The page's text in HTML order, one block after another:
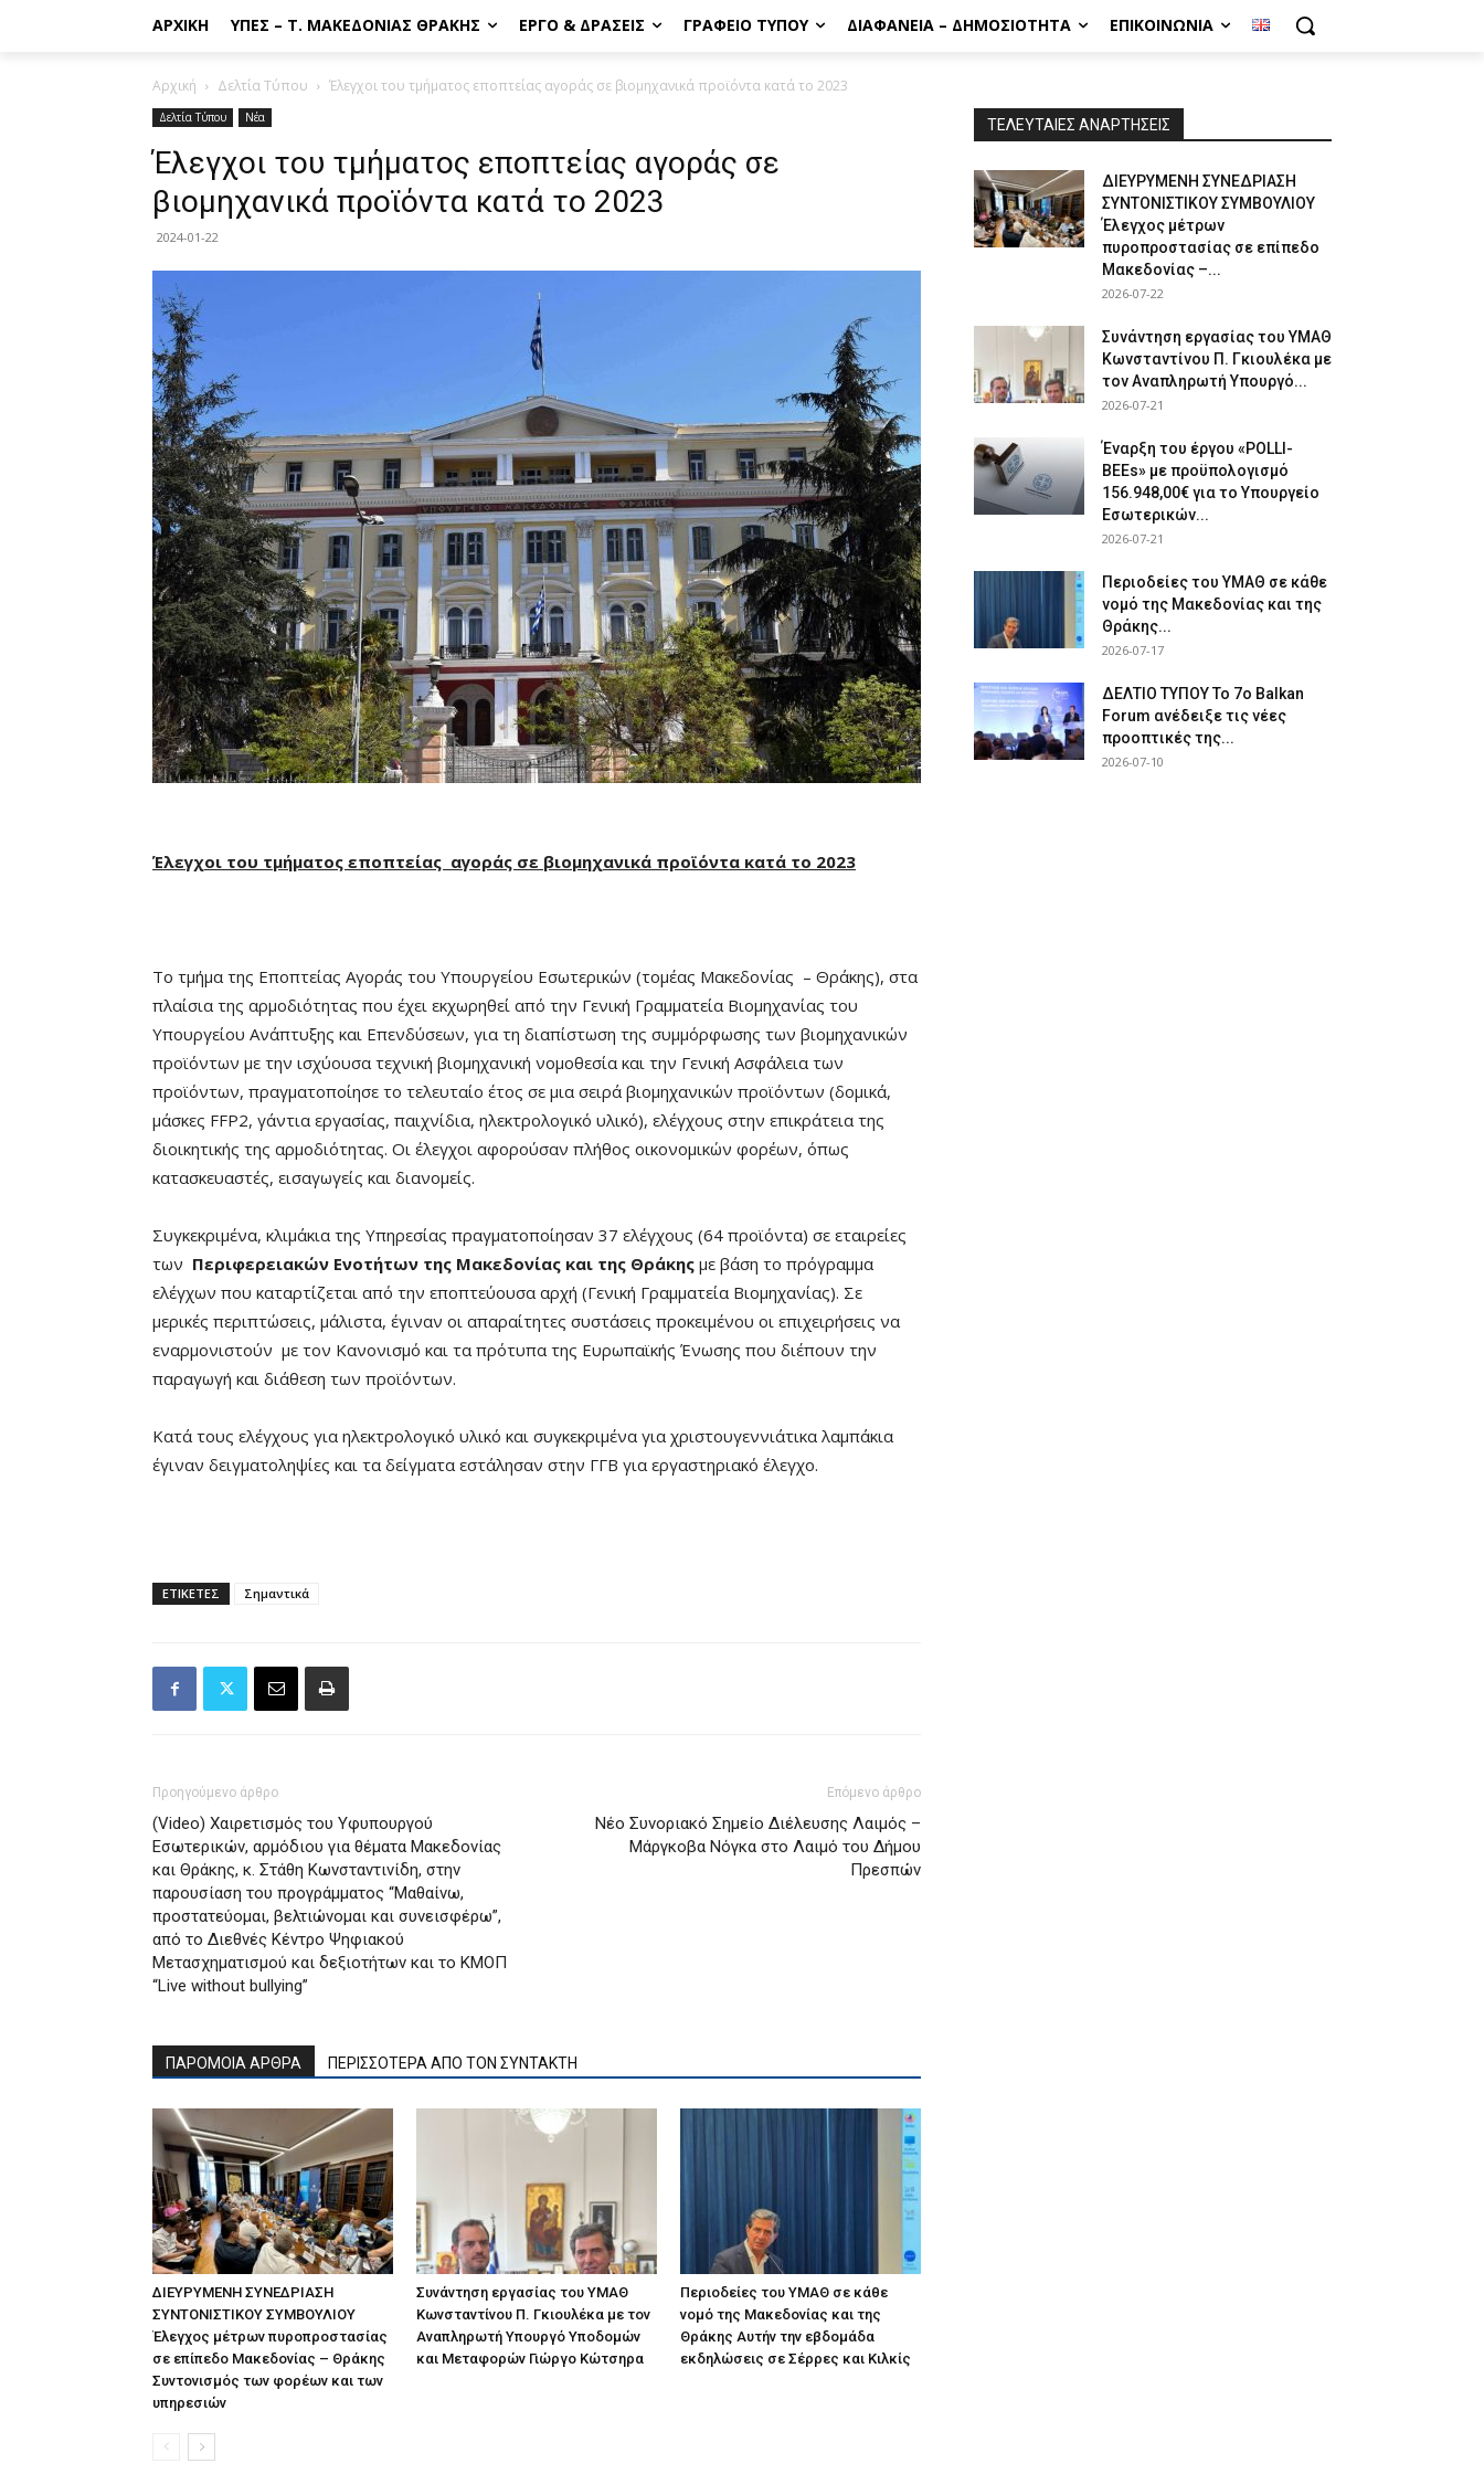
ΑΡΧΙΚΉ ΥΠΕΣ – Τ. ΜΑΚΕΔΟΝΊΑΣ ΘΡΆΚΗΣ ΈΡΓΟ & ΔΡΆΣΕΙΣ ΓΡΑΦΕΊΟ ΤΎΠΟΥ ΔΙΑΦΆΝΕΙΑ – ΔΗΜΟΣΙΌΤΗΤΑ ΕΠΙΚΟΙΝΩΝΊΑ
Αρχική Δελτία Τύπου Έλεγχοι του τμήματος εποπτείας αγοράς σε βιομηχανικά προϊόντα κατά το 2023
Δελτία Τύπου Νέα
Έλεγχοι του τμήματος εποπτείας αγοράς σε
βιομηχανικά προϊόντα κατά το 2023
2024-01-22
Έλεγχοι του τμήματος εποπτείας αγοράς σε βιομηχανικά προϊόντα κατά το 2023
Το τμήμα της Εποπτείας Αγοράς του Υπουργείου Εσωτερικών (τομέας Μακεδονίας – Θράκης), στα
πλαίσια της αρμοδιότητας που έχει εκχωρηθεί από την Γενική Γραμματεία Βιομηχανίας του
Υπουργείου Ανάπτυξης και Επενδύσεων, για τη διαπίστωση της συμμόρφωσης των βιομηχανικών
προϊόντων με την ισχύουσα τεχνική βιομηχανική νομοθεσία και την Γενική Ασφάλεια των
προϊόντων, πραγματοποίησε το τελευταίο έτος σε μια σειρά βιομηχανικών προϊόντων (δομικά,
μάσκες FFP2, γάντια εργασίας, παιχνίδια, ηλεκτρολογικό υλικό), ελέγχους στην επικράτεια της
διοικητικής της αρμοδιότητας. Οι έλεγχοι αφορούσαν πλήθος οικονομικών φορέων, όπως
κατασκευαστές, εισαγωγείς και διανομείς.
Συγκεκριμένα, κλιμάκια της Υπηρεσίας πραγματοποίησαν 37 ελέγχους (64 προϊόντα) σε εταιρείες
των Περιφερειακών Ενοτήτων της Μακεδονίας και της Θράκης με βάση το πρόγραμμα
ελέγχων που καταρτίζεται από την εποπτεύουσα αρχή (Γενική Γραμματεία Βιομηχανίας). Σε
μερικές περιπτώσεις, μάλιστα, έγιναν οι απαραίτητες συστάσεις προκειμένου οι επιχειρήσεις να
εναρμονιστούν με τον Κανονισμό και τα πρότυπα της Ευρωπαϊκής Ένωσης που διέπουν την
παραγωγή και διάθεση των προϊόντων.
Κατά τους ελέγχους για ηλεκτρολογικό υλικό και συγκεκριμένα για χριστουγεννιάτικα λαμπάκια
έγιναν δειγματοληψίες και τα δείγματα εστάλησαν στην ΓΓΒ για εργαστηριακό έλεγχο.
ΕΤΙΚΕΤΕΣ Σημαντικά
Προηγούμενο άρθρο
(Video) Χαιρετισμός του Υφυπουργού
Εσωτερικών, αρμόδιου για θέματα Μακεδονίας
και Θράκης, κ. Στάθη Κωνσταντινίδη, στην
παρουσίαση του προγράμματος “Μαθαίνω,
προστατεύομαι, βελτιώνομαι και συνεισφέρω”,
από το Διεθνές Κέντρο Ψηφιακού
Μετασχηματισμού και δεξιοτήτων και το ΚΜΟΠ
“Live without bullying”
Επόμενο άρθρο
Νέο Συνοριακό Σημείο Διέλευσης Λαιμός –
Μάργκοβα Νόγκα στο Λαιμό του Δήμου
Πρεσπών
ΠΑΡΟΜΟΙΑ ΑΡΘΡΑ ΠΕΡΙΣΣΟΤΕΡΑ ΑΠΟ ΤΟΝ ΣΥΝΤΑΚΤΗ
ΔΙΕΥΡΥΜΕΝΗ ΣΥΝΕΔΡΙΑΣΗ
ΣΥΝΤΟΝΙΣΤΙΚΟΥ ΣΥΜΒΟΥΛΙΟΥ
Έλεγχος μέτρων πυροπροστασίας
σε επίπεδο Μακεδονίας – Θράκης
Συντονισμός των φορέων και των
υπηρεσιών
Συνάντηση εργασίας του ΥΜΑΘ
Κωνσταντίνου Π. Γκιουλέκα με τον
Αναπληρωτή Υπουργό Υποδομών
και Μεταφορών Γιώργο Κώτσηρα
Περιοδείες του ΥΜΑΘ σε κάθε
νομό της Μακεδονίας και της
Θράκης Αυτήν την εβδομάδα
εκδηλώσεις σε Σέρρες και Κιλκίς
ΤΕΛΕΥΤΑΙΕΣ ΑΝΑΡΤΗΣΕΙΣ
ΔΙΕΥΡΥΜΕΝΗ ΣΥΝΕΔΡΙΑΣΗ
ΣΥΝΤΟΝΙΣΤΙΚΟΥ ΣΥΜΒΟΥΛΙΟΥ
Έλεγχος μέτρων
πυροπροστασίας σε επίπεδο
Μακεδονίας –...
2026-07-22
Συνάντηση εργασίας του ΥΜΑΘ
Κωνσταντίνου Π. Γκιουλέκα με
τον Αναπληρωτή Υπουργό...
2026-07-21
Έναρξη του έργου «POLLI-
BEEs» με προϋπολογισμό
156.948,00€ για το Υπουργείο
Εσωτερικών...
2026-07-21
Περιοδείες του ΥΜΑΘ σε κάθε
νομό της Μακεδονίας και της
Θράκης...
2026-07-17
ΔΕΛΤΙΟ ΤΥΠΟΥ Το 7ο Balkan
Forum ανέδειξε τις νέες
προοπτικές της...
2026-07-10